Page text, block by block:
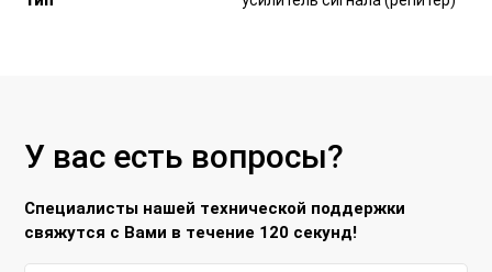
У вас есть вопросы?
Специалисты нашей технической поддержки
свяжутся с Вами в течение 120 секунд!